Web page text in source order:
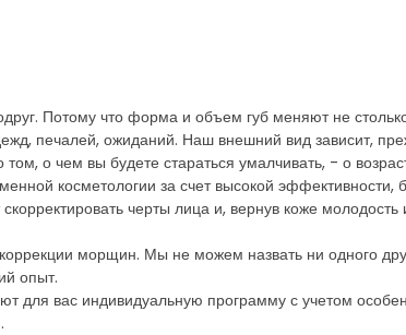
Потому что форма и объем губ меняют не
печалей, ожиданий. Наш внешний вид зависит,
о чем вы будете стараться умалчивать, - о
косметологии за счет высокой
черты лица и, вернув коже
морщин. Мы не можем назвать ни одного
опыт.
для вас индивидуальную программу с учетом